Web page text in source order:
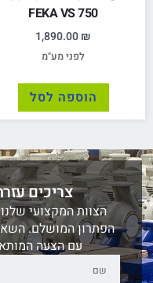
FEKA VS 750
1,890.00₪
לפני מע"מ
הוספה לסל
צריכים
הצוות המקצועי
הפתרון המושלם.
עם הצעה